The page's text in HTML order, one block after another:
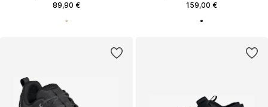
89,90 € 159,00 €